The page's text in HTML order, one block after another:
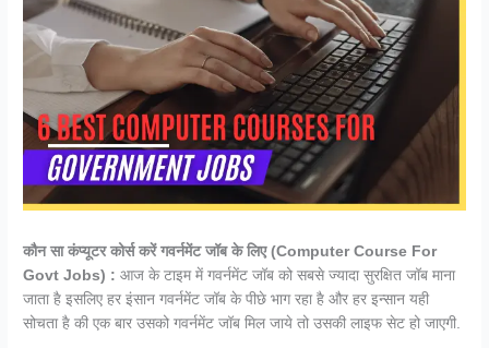
कौन सा कंप्यूटर कोर्स करें गवर्नमेंट जॉब के लिए (Computer Course For
Govt Jobs) :आज के टाइम में गवर्नमेंट जॉब को सबसे ज्यादा सुरक्षित जॉब माना
जाता है इसलिए हर इंसान गवर्नमेंट जॉब के पीछे भाग रहा है और हर इन्सान यही
सोचता है की एक बार उसको गवर्नमेंट जॉब मिल जाये तो उसकी लाइफ सेट हो जाएगी.